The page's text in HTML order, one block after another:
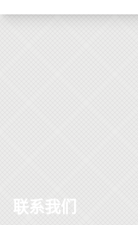
联系我们